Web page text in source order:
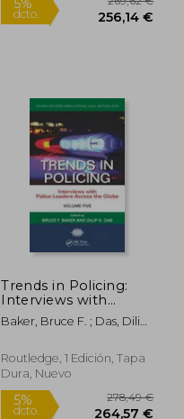
dcto.
Trends in Policing:
Interviews with
Police Leaders Across
the Globe, Volume
Baker, Bruce F. ; Das, Dilip
Routledge, 1 Edición, Tapa
Dura, Nuevo